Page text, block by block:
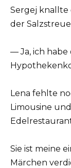
Sergej knallte
der
— Ja, ich habe
Lena fehlte
Limousine
Sie ist meine
Märchen